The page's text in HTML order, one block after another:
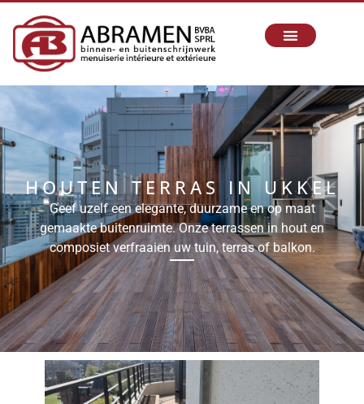
HOUTEN TERRAS IN UKKEL
Geef uzelf een elegante, duurzame en op maat
gemaakte buitenruimte. Onze terrassen in hout en
composiet verfraaien uw tuin, terras of balkon.